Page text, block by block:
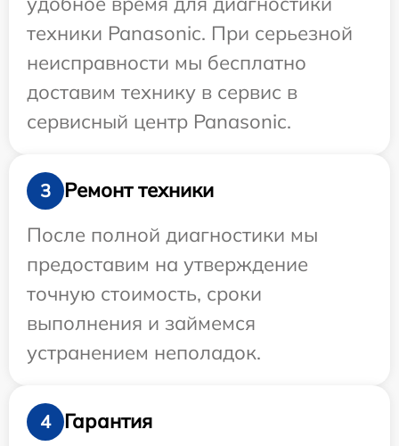
техники Panasonic. При серьезной
неисправности мы бесплатно
доставим технику в сервис в
сервисный центр Panasonic.
3
Ремонт техники
После полной диагностики мы
предоставим на утверждение
точную стоимость, сроки
выполнения и займемся
устранением неполадок.
4
Гарантия